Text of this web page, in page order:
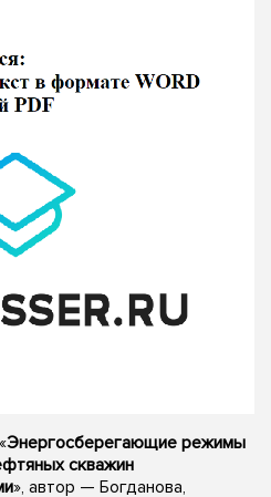
Энергосберегающие режимы
скважин
», автор — Богданова,